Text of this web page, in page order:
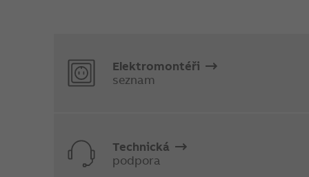
Elektromontéři
seznam
Technická
podpora